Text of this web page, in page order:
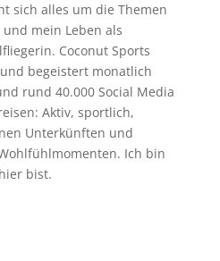
sich alles um die Themen
und mein Leben als
Coconut Sports
begeistert monatlich
rund 40.000 Social Media
Aktiv, sportlich,
Unterkünften und
Ich bin
bist.